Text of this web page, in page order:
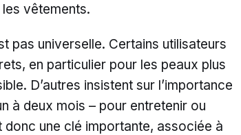
vêtements.
pas universelle. Certains utilisateurs
en particulier pour les peaux plus
D’autres insistent sur l’importance
à deux mois – pour entretenir ou
une clé importante, associée à